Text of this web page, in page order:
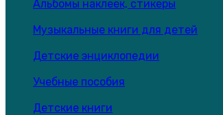
Альбомы наклеек, стикеры
Музыкальные книги для детей
Детские энциклопедии
Учебные пособия
Детские книги